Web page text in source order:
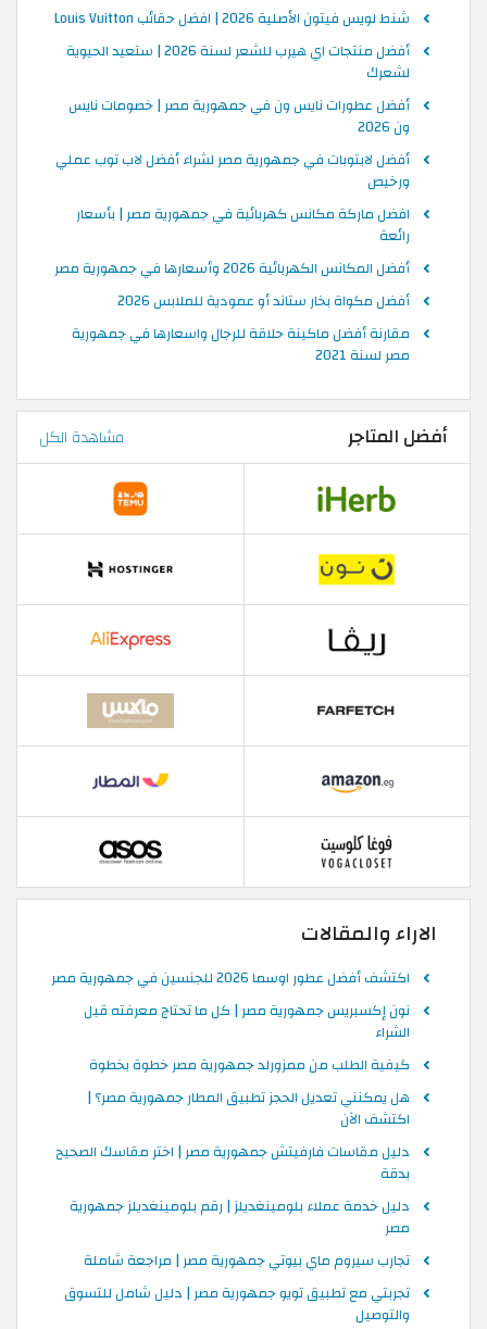
شنط لويس فيتون الأصلية 2026 | افضل حقائب Louis Vuitton
أفضل منتجات اي هيرب للشعر لسنة 2026 | ستعيد الحيوية
لشعرك
أفضل عطورات نايس ون في جمهورية مصر | خصومات نايس
ون 2026
أفضل لابتوبات في جمهورية مصر لشراء أفضل لاب توب عملي
ورخيص
افضل ماركة مكانس كهربائية في جمهورية مصر | بأسعار
رائعة
أفضل المكانس الكهربائية 2026 وأسعارها في جمهورية مصر
أفضل مكواة بخار ستاند أو عمودية للملابس 2026
مقارنة أفضل ماكينة حلاقة للرجال واسعارها في جمهورية
مصر لسنة 2021
أفضل المتاجر مشاهدة الكل
الاراء والمقالات
اكتشف أفضل عطور اوسما 2026 للجنسين في جمهورية مصر
نون إكسبريس جمهورية مصر | كل ما تحتاج معرفته قبل
الشراء
كيفية الطلب من ممزورلد جمهورية مصر خطوة بخطوة
هل يمكنني تعديل الحجز تطبيق المطار جمهورية مصر؟ |
اكتشف الآن
دليل مقاسات فارفيتش جمهورية مصر | اختر مقاسك الصحيح
بدقة
دليل خدمة عملاء بلومينغديلز | رقم بلومينغديلز جمهورية
مصر
تجارب سيروم ماي بيوتي جمهورية مصر | مراجعة شاملة
تجربتي مع تطبيق تويو جمهورية مصر | دليل شامل للتسوق
والتوصيل